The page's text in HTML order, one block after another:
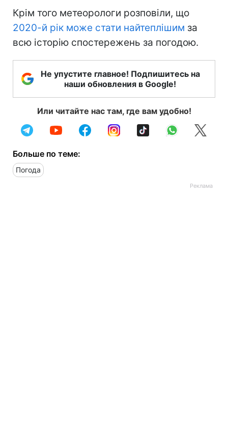
Крім того метеорологи розповіли, що
2020-й рік може стати найтеплішим за
всю історію спостережень за погодою.
Не упустите главное! Подпишитесь на
наши обновления в Google!
Или читайте нас там, где вам удобно!
Больше по теме:
Погода